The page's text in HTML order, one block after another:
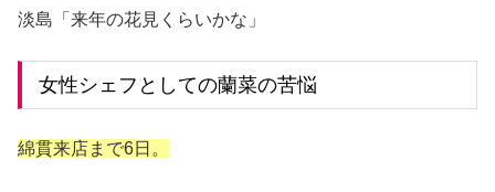
淡島「来年の花見くらいかな」
女性シェフとしての蘭菜の苦悩
綿貫来店まで6日。